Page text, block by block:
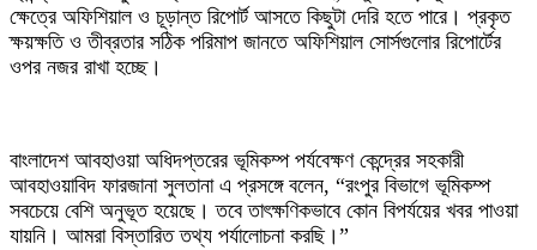
ক্ষেত্রে অফিশিয়াল ও চূড়ান্ত রিপোর্ট আসতে কিছুটা দেরি হতে পারে। প্রকৃত
ক্ষয়ক্ষতি ও তীব্রতার সঠিক পরিমাপ জানতে অফিশিয়াল সোর্সগুলোর রিপোর্টের
ওপর নজর রাখা হচ্ছে।
বাংলাদেশ আবহাওয়া অধিদপ্তরের ভূমিকম্প পর্যবেক্ষণ কেন্দ্রের সহকারী
আবহাওয়াবিদ ফারজানা সুলতানা এ প্রসঙ্গে বলেন, “রংপুর বিভাগে ভূমিকম্প
সবচেয়ে বেশি অনুভূত হয়েছে। তবে তাৎক্ষণিকভাবে কোন বিপর্যয়ের খবর পাওয়া
যায়নি। আমরা বিস্তারিত তথ্য পর্যালোচনা করছি।”